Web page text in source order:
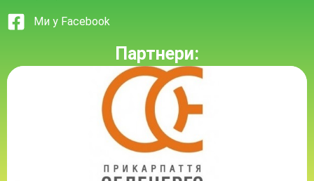
Ми у Facebook
Партнери: